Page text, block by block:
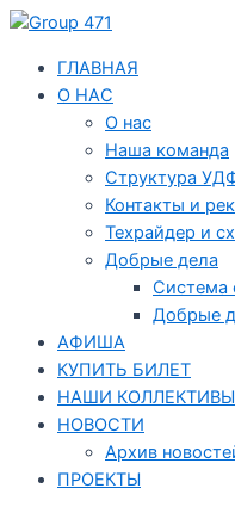
Перейти
содержимому
ГЛАВНАЯ
О НАС
О нас
Наша команда
Структура
Контакты и
Техрайдер и
Добрые дела
Система
Добрые
АФИША
КУПИТЬ БИЛЕТ
НАШИ КОЛЛЕКТИВЫ
НОВОСТИ
Архив
ПРОЕКТЫ
Навигация
записям